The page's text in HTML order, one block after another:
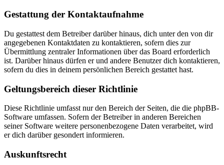
Gestattung der Kontaktaufnahme
Du gestattest dem Betreiber darüber hinaus, dich unter den von dir
angegebenen Kontaktdaten zu kontaktieren, sofern dies zur
Übermittlung zentraler Informationen über das Board erforderlich
ist. Darüber hinaus dürfen er und andere Benutzer dich kontaktieren,
sofern du dies in deinem persönlichen Bereich gestattet hast.
Geltungsbereich dieser Richtlinie
Diese Richtlinie umfasst nur den Bereich der Seiten, die die phpBB-
Software umfassen. Sofern der Betreiber in anderen Bereichen
seiner Software weitere personenbezogene Daten verarbeitet, wird
er dich darüber gesondert informieren.
Auskunftsrecht